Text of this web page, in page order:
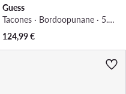
Guess
Tacones · Bordoopunane · 5.5 cm
124,99€